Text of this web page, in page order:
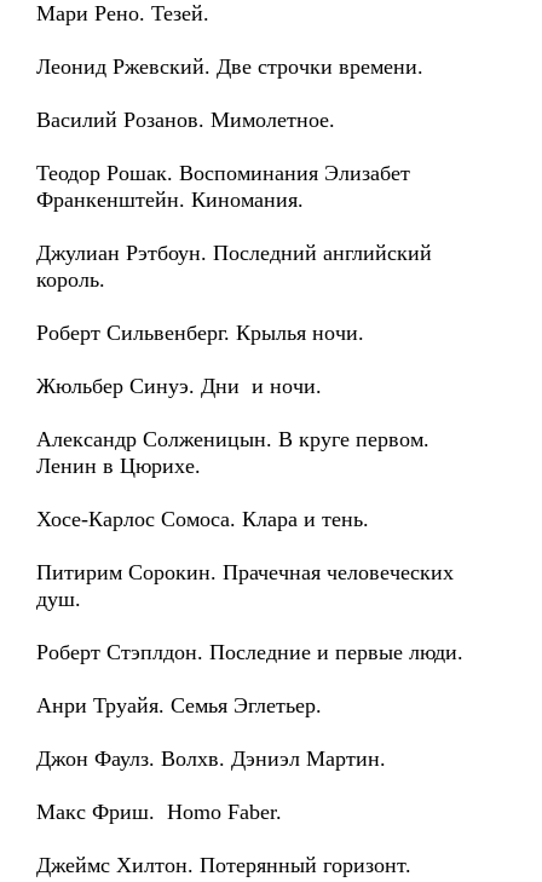
Мари Рено. Тезей.
Леонид Ржевский. Две строчки времени.
Василий Розанов. Мимолетное.
Теодор Рошак. Воспоминания Элизабет
Франкенштейн. Киномания.
Джулиан Рэтбоун. Последний английский
король.
Роберт Сильвенберг. Крылья ночи.
Жюльбер Синуэ. Дни и ночи.
Александр Солженицын. В круге первом.
Ленин в Цюрихе.
Хосе-Карлос Сомоса. Клара и тень.
Питирим Сорокин. Прачечная человеческих
душ.
Роберт Стэплдон. Последние и первые люди.
Анри Труайя. Семья Эглетьер.
Джон Фаулз. Волхв. Дэниэл Мартин.
Макс Фриш. Homo Faber.
Джеймс Хилтон. Потерянный горизонт.